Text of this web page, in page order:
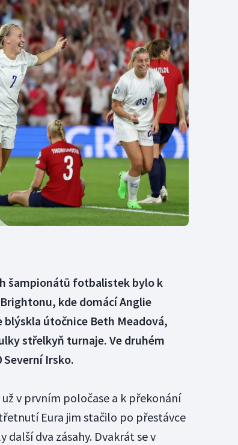
pětiboj
hry
Plážový volejbal
Triatlon
Veslování
Vodní slalom
Volejbal
Ostatní
šampionátů fotbalistek bylo k
kde domácí Anglie
útočnice Beth Meadová,
střelkyň turnaje. Ve druhém
Irsko.
v prvním poločase a k překonání
Eura jim stačilo po přestávce
dva zásahy. Dvakrát se v